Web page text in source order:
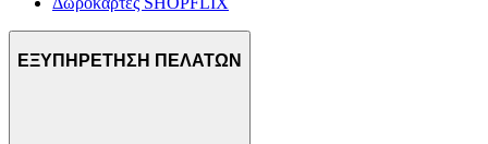
ΕΞΥΠΗΡΕΤΗΣΗ ΠΕΛΑΤΩΝ